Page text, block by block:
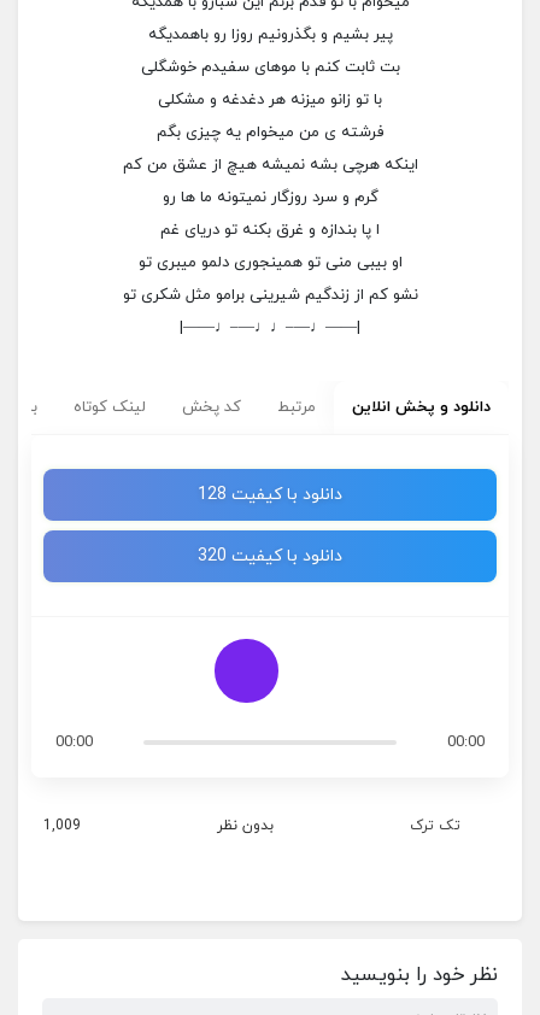
پیر بشیم و بگذرونیم روزا رو باهمدیگه
بت ثابت کنم با موهای سفیدم خوشگلی
با تو زانو میزنه هر دغدغه و مشکلی
فرشته ی من میخوام یه چیزی بگم
اینکه هرچی بشه نمیشه هیچ از عشق من کم
گرم و سرد روزگار نمیتونه ما ها رو
ا پا بندازه و غرق بکنه تو دریای غم
او بیبی منی تو همینجوری دلمو میبری تو
نشو کم از زندگیم شیرینی برامو مثل شکری تو
|——♩—–♩♩—–♩——|
دانلود و پخش انلاین مرتبط کد پخش لینک کوتاه
دانلود با کیفیت 128
دانلود با کیفیت 320
00:00
00:00
تک ترک بدون نظر 1,009
نظر خود را بنویسید